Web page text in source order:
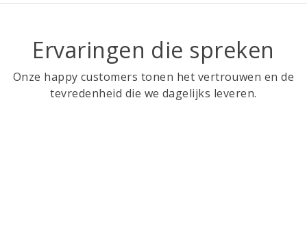
Ervaringen die spreken
Onze happy customers tonen het vertrouwen en de
tevredenheid die we dagelijks leveren.